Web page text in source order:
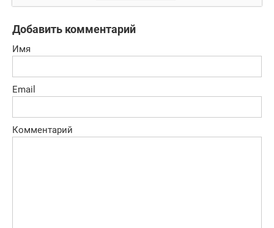
Добавить комментарий
Имя
Email
Комментарий